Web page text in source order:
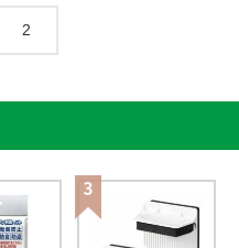
2